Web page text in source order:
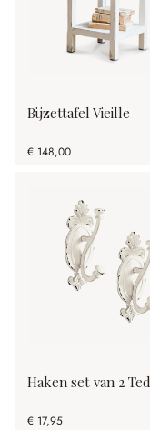
Bijzettafel Vieille
€ 148,00
Haken set van 2
€ 17,95